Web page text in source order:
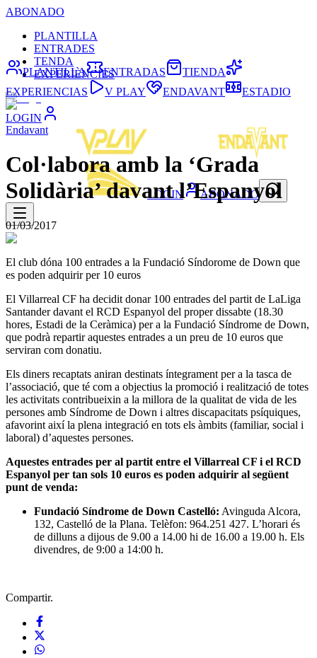
ABONADO
PLANTILLA
ENTRADES
TENDA
EXPERIÈNCIES
LOGIN
LOGIN ABONADO
PLANTILLA ENTRADAS
TIENDA
EXPERIENCIAS
V PLAY ENDAVANT ESTADIO
Endavant
Col·labora amb la ‘Grada
Solidària’ davant l’Espanyol
01/03/2017
El club dóna 100 entrades a la Fundació Síndorome de Down que
es poden adquirir per 10 euros
El Villarreal CF ha decidit donar 100 entrades del partit de LaLiga
Santander davant el RCD Espanyol del proper dissabte (18.30
hores, Estadi de la Ceràmica) per a la Fundació Síndrome de Down,
que podrà repartir aquestes entrades a un preu de 10 euros que
serviran com donatiu.
Els diners recaptats aniran destinats íntegrament per a la tasca de
l’associació, que té com a objectius la promoció i realització de totes
les activitats contribueixin a la millora de la qualitat de vida de les
persones amb Síndrome de Down i altres discapacitats psíquiques,
afavorint així la plena integració en tots els àmbits (familiar, social i
laboral) d’aquestes persones.
Aquestes entrades per al partit entre el Villarreal CF i el RCD
Espanyol per tan sols 10 euros es poden adquirir al següent
punt de venda:
Fundació Síndrome de Down Castelló: Avinguda Alcora,
132, Castelló de la Plana. Telèfon: 964.251 427. L’horari és
de dilluns a dijous de 9.00 a 14.00 hi de 16.00 a 19.00 h. Els
divendres, de 9:00 a 14:00 h.
Compartir.